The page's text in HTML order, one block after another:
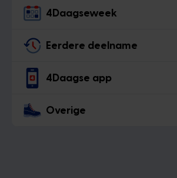
4Daagseweek
Eerdere deelname
4Daagse app
Overige